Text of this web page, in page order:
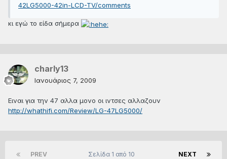
42LG5000-42in-LCD-TV/comments
κι εγώ το είδα σήμερα
charly13
Ιανουάριος 7, 2009
Ειναι για την 47 αλλα μονο οι ιντσες αλλαζουν
http://whathifi.com/Review/LG-47LG5000/
PREV NEXT
Σελίδα 1 από 10